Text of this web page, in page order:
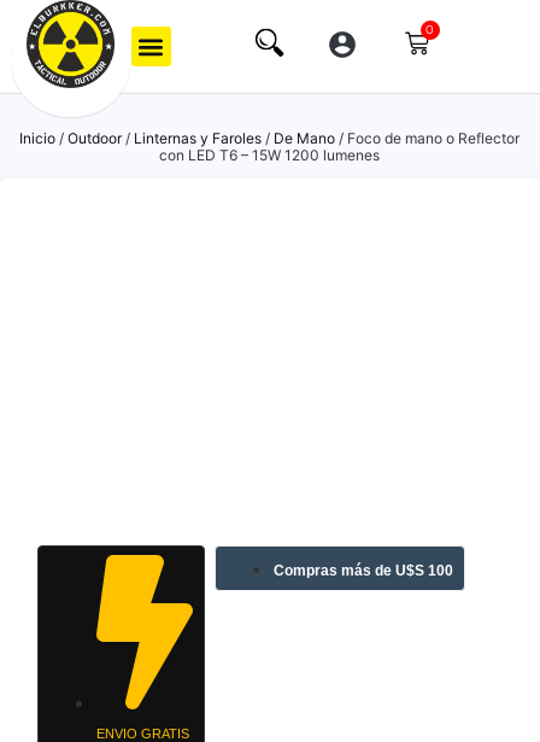
0
Inicio / Outdoor/ Linternas y Faroles / De Mano / Foco de mano o Reflector
con LED T6 – 15W 1200 lumenes
ENVIO GRATIS
Compras más de U$S 100